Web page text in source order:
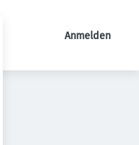
Anmelden